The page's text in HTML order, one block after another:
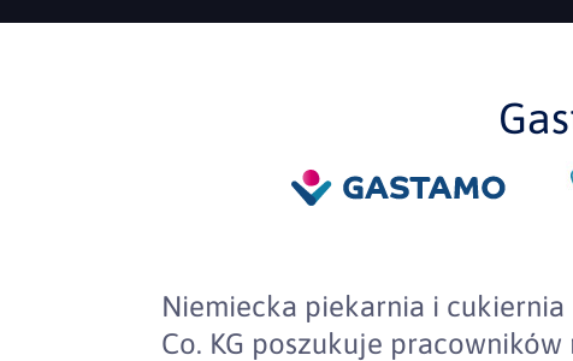
Niemiecka piekarnia i
Co. KG poszukuje